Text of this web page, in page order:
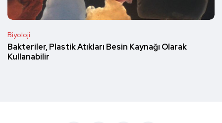
Biyoloji
Bakteriler, Plastik Atıkları Besin Kaynağı Olarak
Kullanabilir